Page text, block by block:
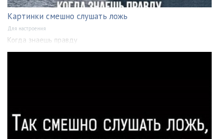
Картинки смешно слушать ложь
Для настроения
Когда знаешь правду